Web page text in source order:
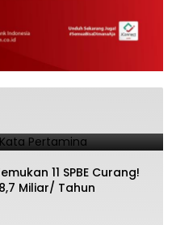
11 SPBE Curang!
Miliar/ Tahun